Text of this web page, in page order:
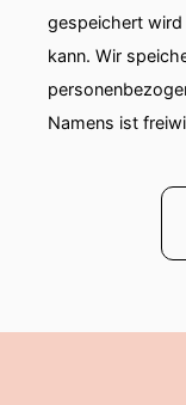
gespeichert
kann. Wir
Namens ist